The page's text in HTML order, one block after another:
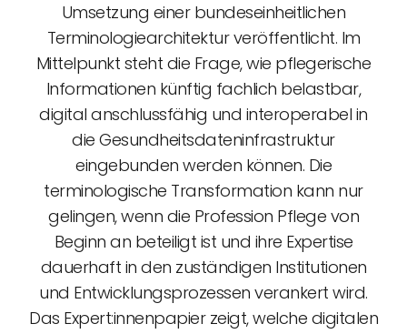
Umsetzung einer bundeseinheitlichen
Terminologie­architektur veröffentlicht. Im
Mittelpunkt steht die Frage, wie pflegerische
Informationen künftig fachlich belastbar,
digital anschlussfähig und interoperabel in
die Gesundheitsdateninfrastruktur
eingebunden werden können. Die
terminologische Transformation kann nur
gelingen, wenn die Profession Pflege von
Beginn an beteiligt ist und ihre Expertise
dauerhaft in den zuständigen Institutionen
und Entwicklungsprozessen verankert wird.
Das Expert:innenpapier zeigt, welche digitalen